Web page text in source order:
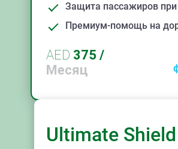
Защита пассажиров
Премиум-помощь на
AED 375 /
Месяц
Ultimate Shield